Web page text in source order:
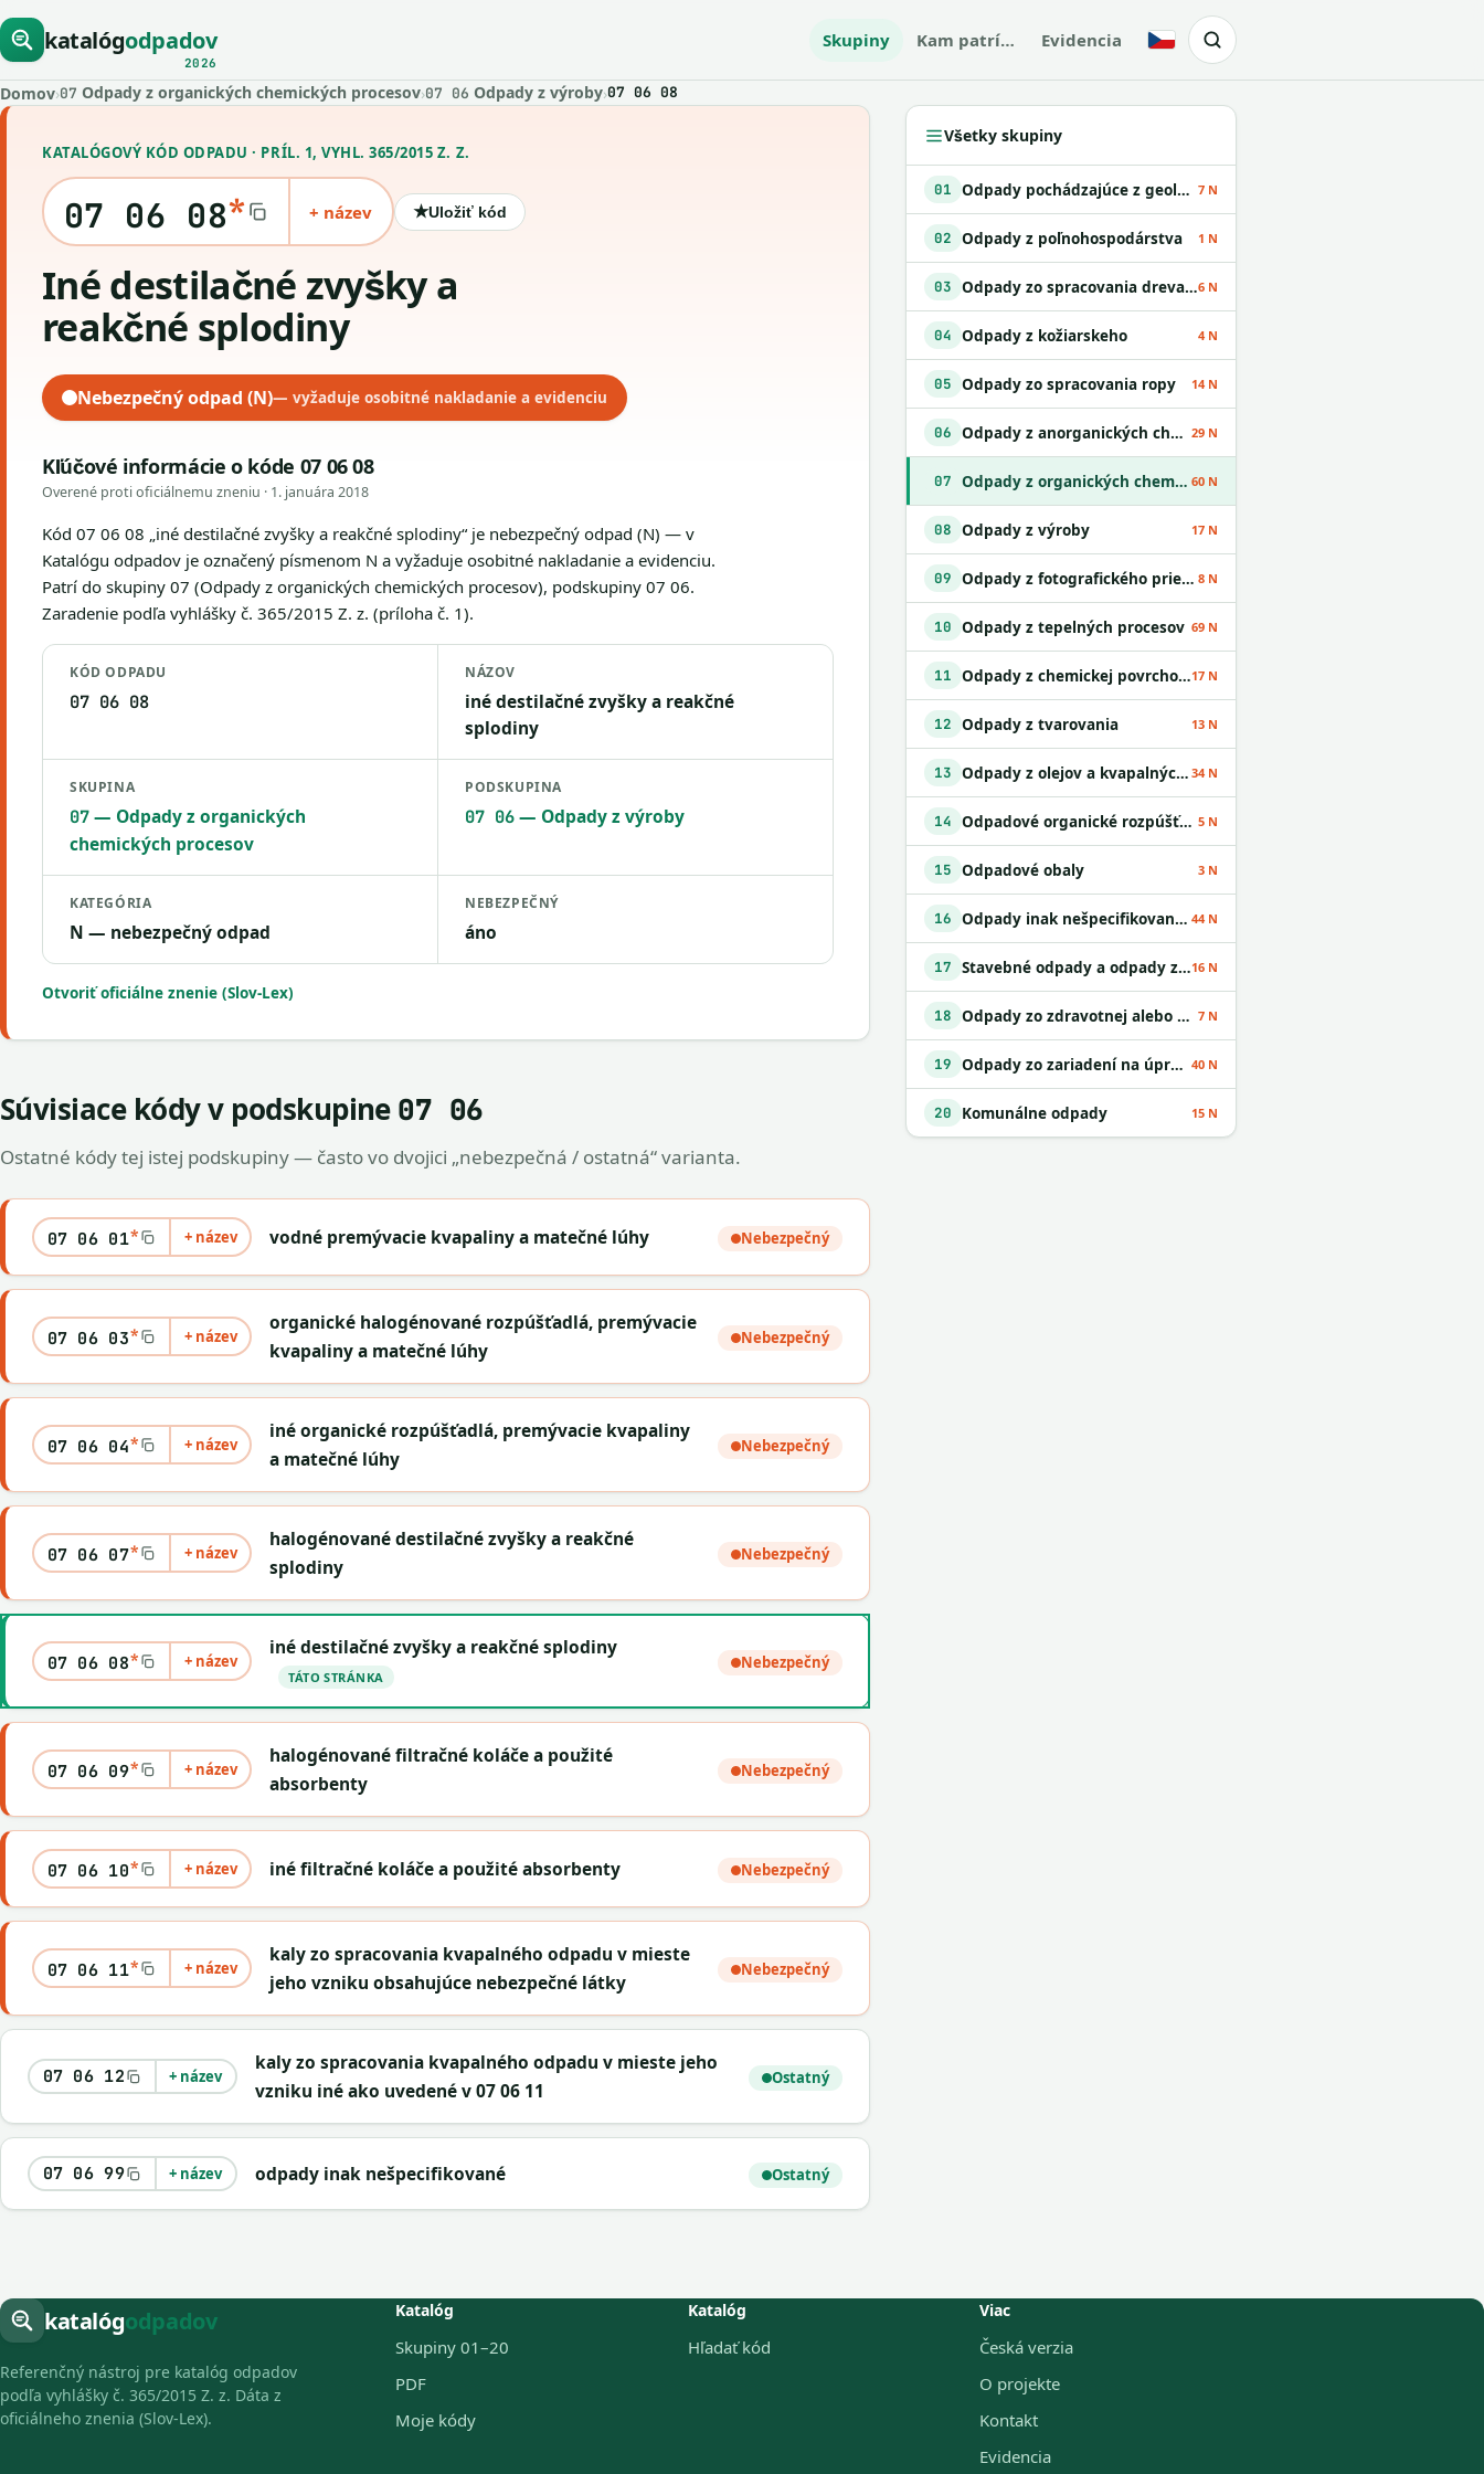
katalógodpadov
2026
Skupiny Kam patrí… Evidencia Česky
Domov›07 Odpady z organických chemických procesov›07 06 Odpady z výroby›07 06 08
KATALÓGOVÝ KÓD ODPADU · PRÍL. 1, VYHL. 365/2015 Z. Z.
07 06 08* + název ★Uložiť kód
iné destilačné zvyšky a
reakčné splodiny
Nebezpečný odpad (N)— vyžaduje osobitné nakladanie a evidenciu
Kľúčové informácie o kóde 07 06 08
Overené proti oficiálnemu zneniu · 1. januára 2018
Kód 07 06 08 „iné destilačné zvyšky a reakčné splodiny“ je nebezpečný odpad (N) — v
Katalógu odpadov je označený písmenom N a vyžaduje osobitné nakladanie a evidenciu.
Patrí do skupiny 07 (Odpady z organických chemických procesov), podskupiny 07 06.
Zaradenie podľa vyhlášky č. 365/2015 Z. z. (príloha č. 1).
KÓD ODPADU
07 06 08
NÁZOV
iné destilačné zvyšky a reakčné
splodiny
SKUPINA
07— Odpady z organických
chemických procesov
PODSKUPINA
07 06— Odpady z výroby
KATEGÓRIA
N — nebezpečný odpad
NEBEZPEČNÝ
áno
Otvoriť oficiálne znenie (Slov-Lex)
Súvisiace kódy v podskupine 07 06
Ostatné kódy tej istej podskupiny — často vo dvojici „nebezpečná / ostatná“ varianta.
07 06 01* + název vodné premývacie kvapaliny a matečné lúhy Nebezpečný
07 06 03* + název
organické halogénované rozpúšťadlá, premývacie
kvapaliny a matečné lúhy
Nebezpečný
07 06 04* + název
iné organické rozpúšťadlá, premývacie kvapaliny
a matečné lúhy
Nebezpečný
07 06 07* + název
halogénované destilačné zvyšky a reakčné
splodiny
Nebezpečný
07 06 08* + název
iné destilačné zvyšky a reakčné splodiny
TÁTO STRÁNKA
Nebezpečný
07 06 09* + název
halogénované filtračné koláče a použité
absorbenty
Nebezpečný
07 06 10* + název iné filtračné koláče a použité absorbenty Nebezpečný
07 06 11* + název
kaly zo spracovania kvapalného odpadu v mieste
jeho vzniku obsahujúce nebezpečné látky
Nebezpečný
07 06 12 + název
kaly zo spracovania kvapalného odpadu v mieste jeho
vzniku iné ako uvedené v 07 06 11
Ostatný
07 06 99 + název odpady inak nešpecifikované Ostatný
Všetky skupiny
01 Odpady pochádzajúce z geologického prieskumu 7 N
02 Odpady z poľnohospodárstva 1 N
03 Odpady zo spracovania dreva a z výroby papiera6 N
04 Odpady z kožiarskeho 4 N
05 Odpady zo spracovania ropy 14 N
06 Odpady z anorganických chemických procesov 29 N
07 Odpady z organických chemických procesov 60 N
08 Odpady z výroby 17 N
09 Odpady z fotografického priemyslu 8 N
10 Odpady z tepelných procesov 69 N
11 Odpady z chemickej povrchovej úpravy kovov a nanášania kovov a iných materiálov; odpady z hydrometalurgie neželezných kovov17 N
12 Odpady z tvarovania 13 N
13 Odpady z olejov a kvapalných palív okrem jedlých olejov a odpadov uvedených v skupinách 05 a 12 34 N
14 Odpadové organické rozpúšťadlá 5 N
15 Odpadové obaly 3 N
16 Odpady inak nešpecifikované v tomto katalógu 44 N
17 Stavebné odpady a odpady z demolácií vrátane výkopovej zeminy z kontaminovaných miest16 N
18 Odpady zo zdravotnej alebo veterinárnej starostlivosti alebo s nimi súvisiaceho výskumu okrem kuchynských a reštauračných odpadov 7 N
19 Odpady zo zariadení na úpravu odpadu 40 N
20 Komunálne odpady 15 N
katalógodpadov
Referenčný nástroj pre katalóg odpadov
podľa vyhlášky č. 365/2015 Z. z. Dáta z
oficiálneho znenia (Slov-Lex).
Katalóg
Skupiny 01–20
PDF
Moje kódy
Katalóg
Hľadať kód
Viac
Česká verzia
O projekte
Kontakt
Evidencia